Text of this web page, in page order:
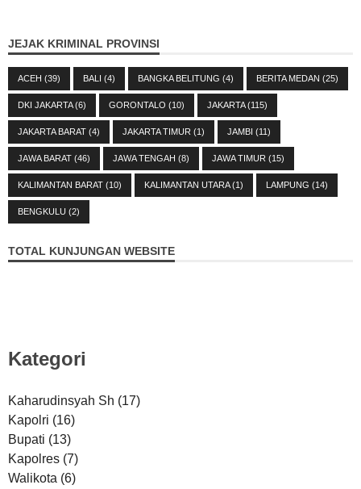
JEJAK KRIMINAL PROVINSI
ACEH (39) BALI (4) BANGKA BELITUNG (4) BERITA MEDAN (25)
DKI JAKARTA(6) GORONTALO (10) JAKARTA(115)
JAKARTA BARAT (4) JAKARTA TIMUR (1) JAMBI (11)
JAWA BARAT (46) JAWA TENGAH (8) JAWA TIMUR (15)
KALIMANTAN BARAT (10) KALIMANTAN UTARA(1) LAMPUNG (14)
BENGKULU (2)
TOTAL KUNJUNGAN WEBSITE
Kategori
Kaharudinsyah Sh (17)
Kapolri (16)
Bupati (13)
Kapolres (7)
Walikota (6)